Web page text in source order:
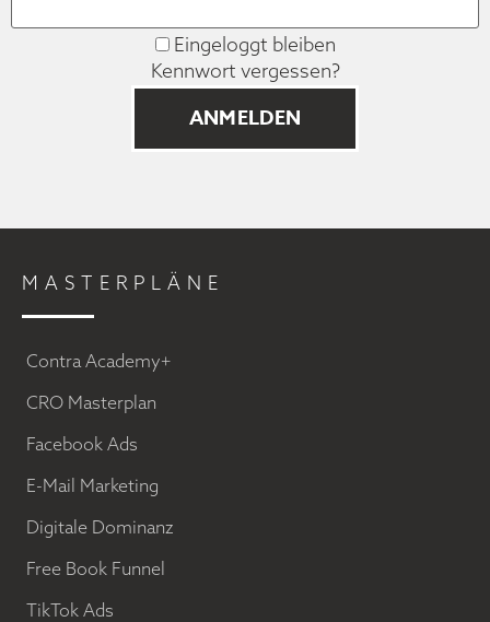
Eingeloggt bleiben
Kennwort vergessen?
MASTERPLÄNE
Contra Academy+
CRO Masterplan
Facebook Ads
E-Mail Marketing
Digitale Dominanz
Free Book Funnel
TikTok Ads